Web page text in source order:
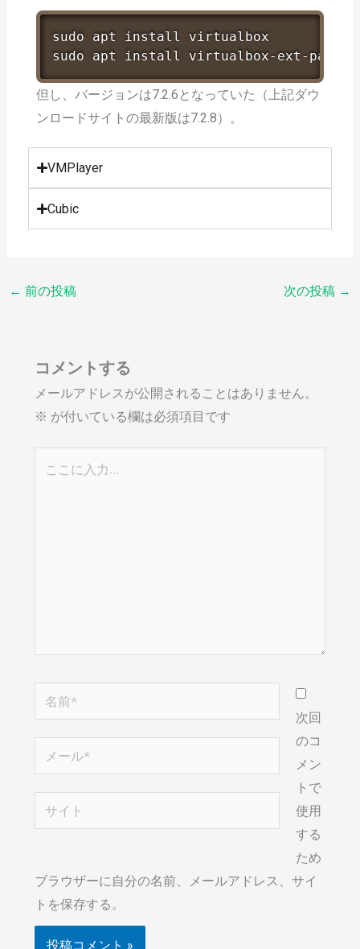
sudo apt install
sudo
apt install virtualbox-ext-pack
但し、バージョンは7.2.6となっていた（上記ダウ
ンロードサイトの最新版は7.2.8）。
VMPlayer
Cubic
← 前の投稿 次の投稿 →
コメントする
メールアドレスが公開されることはありません。
※ が付いている欄は必須項目です
前
*
ー
ル
イ
次回
のコ
メン
トで
使用
する
ため
ブラウザーに自分の名前、メールアドレス、サイ
トを保存する。